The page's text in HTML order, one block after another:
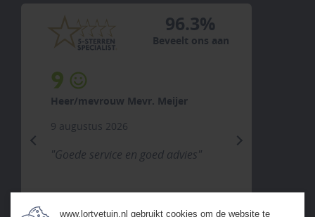
96.3%
Beveelt ons aan
9
Heer/mevrouw Mevr. Meijer
9 augustus 2026
"Goede service en goed advies"
previous next
www.lortyetuin.nl gebruikt cookies om de website te